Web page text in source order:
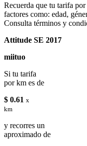
Recuerda que tu tarifa
factores como: edad,
Consulta términos y
Attitude SE 2017
miituo
Si tu tarifa
por km es de
$ 0.61 x
km
y recorres un
aproximado de